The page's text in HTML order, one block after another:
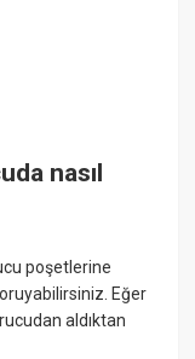
nasıl
poşetlerine
Eğer
aldıktan